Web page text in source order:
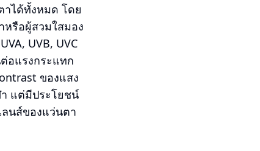
าได้ทั้งหมด โดย
หรือผู้สวมใสมอง
UVB, UVC
อแรงกระแทก
ของแสง
แต่มีประโยชน์
นส์ของแว่นตา